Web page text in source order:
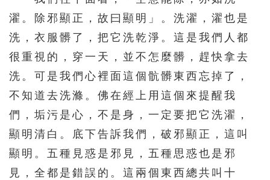
濯。除邪顯正，故曰顯明」。洗濯，濯也是
洗，衣服髒了，把它洗乾淨。這是我們人都
很重視的，穿一天，並不怎麼髒，趕快拿去
洗。可是我們心裡面這個骯髒東西忘掉了，
不知道去洗滌。佛在經上用這個來提醒我
們，垢污是心，不是身，一定要把它洗濯，
顯明清白。底下告訴我們，破邪顯正，這叫
顯明。五種見惑是邪見，五種思惑也是邪
見，全都是錯誤的。這兩個東西總共叫十